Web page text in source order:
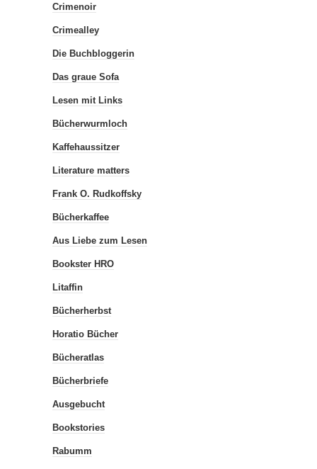
Crimenoir
Crimealley
Die Buchbloggerin
Das graue Sofa
Lesen mit Links
Bücherwurmloch
Kaffehaussitzer
Literature matters
Frank O. Rudkoffsky
Bücherkaffee
Aus Liebe zum Lesen
Bookster HRO
Litaffin
Bücherherbst
Horatio Bücher
Bücheratlas
Bücherbriefe
Ausgebucht
Bookstories
Rabumm